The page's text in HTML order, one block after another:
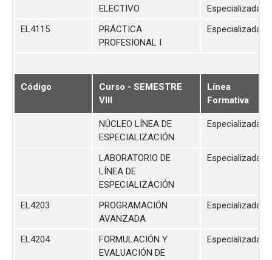
ELECTIVO
Especializada
EL4115
PRÁCTICA
PROFESIONAL I
Especializada
Código
Curso - SEMESTRE
VIII
Línea
Formativa
NÚCLEO LÍNEA DE
ESPECIALIZACIÓN
Especializada
LABORATORIO DE
LÍNEA DE
ESPECIALIZACIÓN
Especializada
EL4203
PROGRAMACIÓN
AVANZADA
Especializada
EL4204
FORMULACIÓN Y
EVALUACIÓN DE
Especializada